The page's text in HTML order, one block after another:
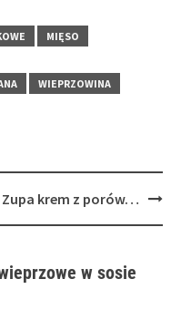
MIĘSO
WIEPRZOWINA
Zupa krem z porów…
w sosie